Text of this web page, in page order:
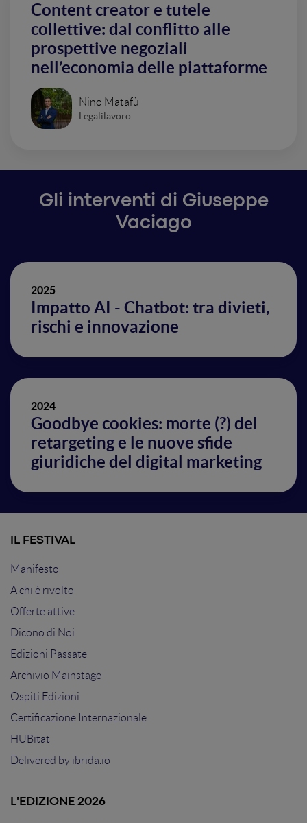
Content creator e tutele
collettive: dal conflitto alle
prospettive negoziali
nell’economia delle piattaforme
Nino Matafù
Legalilavoro
Gli interventi di Giuseppe
Vaciago
2025
Impatto AI - Chatbot: tra divieti,
rischi e innovazione
2024
Goodbye cookies: morte (?) del
retargeting e le nuove sfide
giuridiche del digital marketing
IL FESTIVAL
Manifesto
A chi è rivolto
Offerte attive
Dicono di Noi
Edizioni Passate
Archivio Mainstage
Ospiti Edizioni
Certificazione Internazionale
HUBitat
Delivered by ibrida.io
L'EDIZIONE 2026